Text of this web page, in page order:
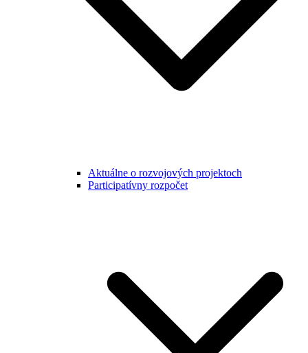
Aktuálne o rozvojových projektoch
Participatívny rozpočet